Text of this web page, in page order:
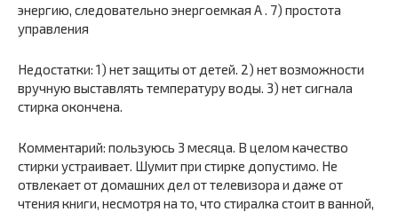
энергию, следовательно энергоемкая А . 7) простота
управления
Недостатки: 1) нет защиты от детей. 2) нет возможности
вручную выставлять температуру воды. 3) нет сигнала
стирка окончена.
Комментарий: пользуюсь 3 месяца. В целом качество
стирки устраивает. Шумит при стирке допустимо. Не
отвлекает от домашних дел от телевизора и даже от
чтения книги, несмотря на то, что стиралка стоит в ванной,